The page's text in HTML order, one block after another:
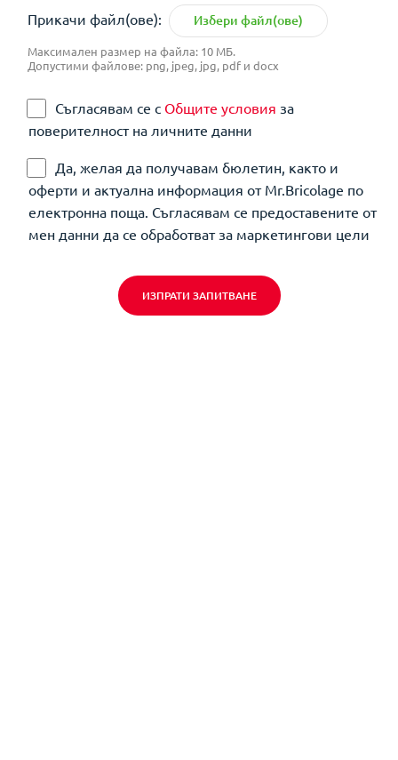
Прикачи файл(ове): Избери файл(ове)
Максимален размер на файла: 10 МБ.
Допустими файлове: png, jpeg, jpg, pdf и docx
Съгласявам се с Общите условия за
поверителност на личните данни
Да, желая да получавам бюлетин, както и
оферти и актуална информация от Mr.Bricolage по
електронна поща. Съгласявам се предоставените от
мен данни да се обработват за маркетингови цели
ИЗПРАТИ ЗАПИТВАНЕ